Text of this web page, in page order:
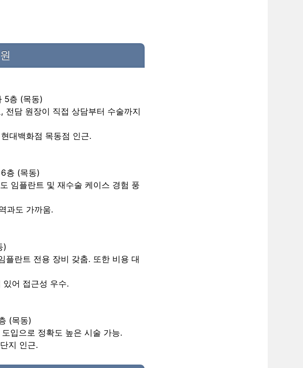
5층 (목동)
전담 원장이 직접 상담부터 수술까지
대백화점 목동점 인근.
층 (목동)
임플란트 및 재수술 케이스 경험 풍
과도 가까움.
)
플란트 전용 장비 갖춤. 또한 비용 대
있어 접근성 우수.
(목동)
입으로 정확도 높은 시술 가능.
지 인근.